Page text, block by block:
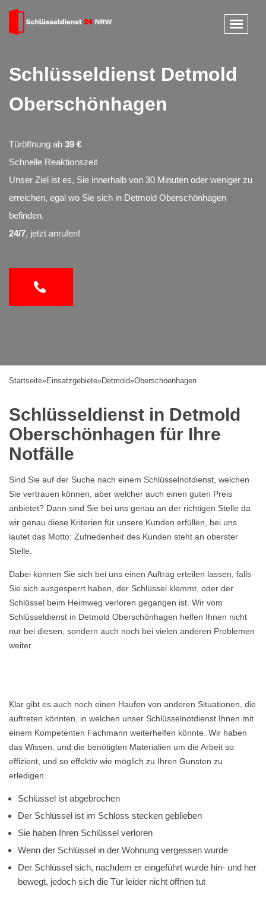
Schlüsseldienst Detmold
Oberschönhagen
Türöffnung ab 39 €
Schnelle Reaktionszeit
Unser Ziel ist es, Sie innerhalb von 30 Minuten oder weniger zu
erreichen, egal wo Sie sich in Detmold Oberschönhagen
befinden.
24/7, jetzt anrufen!
Startseite»Einsatzgebiete»Detmold»Oberschoenhagen
Schlüsseldienst in Detmold
Oberschönhagen für Ihre
Notfälle
Sind Sie auf der Suche nach einem Schlüsselnotdienst, welchen
Sie vertrauen können, aber welcher auch einen guten Preis
anbietet? Dann sind Sie bei uns genau an der richtigen Stelle da
wir genau diese Kriterien für unsere Kunden erfüllen, bei uns
lautet das Motto: Zufriedenheit des Kunden steht an oberster
Stelle.
Dabei können Sie sich bei uns einen Auftrag erteilen lassen, falls
Sie sich ausgesperrt haben, der Schlüssel klemmt, oder der
Schlüssel beim Heimweg verloren gegangen ist. Wir vom
Schlüsseldienst in Detmold Oberschönhagen helfen Ihnen nicht
nur bei diesen, sondern auch noch bei vielen anderen Problemen
weiter.
Klar gibt es auch noch einen Haufen von anderen Situationen, die
auftreten könnten, in welchen unser Schlüsselnotdienst Ihnen mit
einem Kompetenten Fachmann weiterhelfen könnte. Wir haben
das Wissen, und die benötigten Materialien um die Arbeit so
effizient, und so effektiv wie möglich zu Ihren Gunsten zu
erledigen.
Schlüssel ist abgebrochen
Der Schlüssel ist im Schloss stecken geblieben
Sie haben Ihren Schlüssel verloren
Wenn der Schlüssel in der Wohnung vergessen wurde
Der Schlüssel sich, nachdem er eingeführt wurde hin- und her
bewegt, jedoch sich die Tür leider nicht öffnen tut